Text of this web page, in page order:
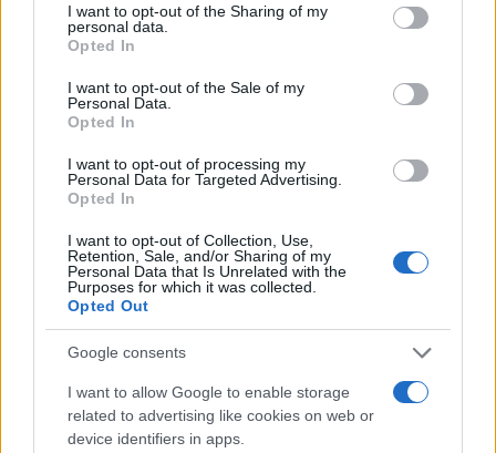
not limited to your visit or usage behaviour. You may click to
grant or deny consent to Google and its third-party tags to
use your data for below specified purposes in below Google
consent section.
I want to opt-out of the Sharing of my
personal data.
Opted In
I want to opt-out of the Sale of my
Personal Data.
Opted In
I want to opt-out of processing my
Personal Data for Targeted Advertising.
Opted In
I want to opt-out of Collection, Use,
Retention, Sale, and/or Sharing of my
Personal Data that Is Unrelated with the
Purposes for which it was collected.
Opted Out
Google consents
I want to allow Google to enable storage
related to advertising like cookies on web or
device identifiers in apps.
Brentolie daalt naar 91,82 dollar: een week van dalende
grondstoffenprijzen
Sanne De Vries · 4 aug 2026
NEWS